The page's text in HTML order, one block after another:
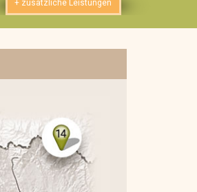
+ zusätzliche Leistungen